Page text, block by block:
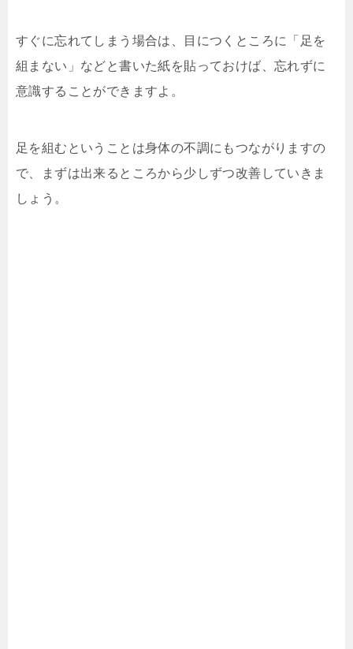
すぐに忘れてしまう場合は、目につくところに「足を
組まない」などと書いた紙を貼っておけば、忘れずに
意識することができますよ。
足を組むということは身体の不調にもつながりますの
で、まずは出来るところから少しずつ改善していきま
しょう。